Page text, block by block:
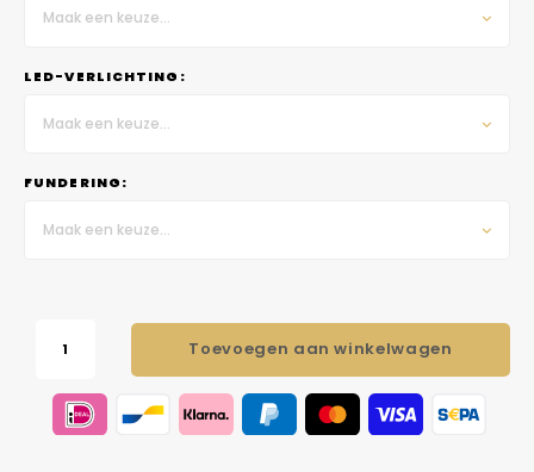
Maak een keuze...
LED-VERLICHTING:
Maak een keuze...
FUNDERING:
Maak een keuze...
Toevoegen aan winkelwagen